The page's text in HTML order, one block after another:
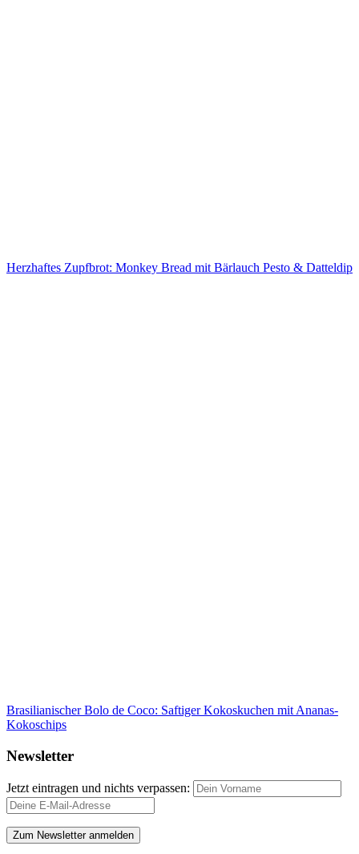
Herzhaftes Zupfbrot: Monkey Bread mit Bärlauch Pesto & Datteldip
Brasilianischer Bolo de Coco: Saftiger Kokoskuchen mit Ananas-
Kokoschips
Newsletter
Jetzt eintragen und nichts verpassen: